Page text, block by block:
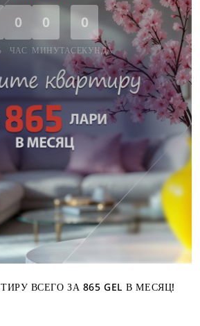
0
ЧАС
0
МИНУТА
0
СЕКУНДА
ВСЕГО ЗА 865 GEL В МЕСЯЦ!